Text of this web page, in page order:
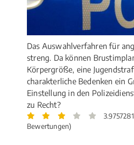
Das Auswahlverfahren für
streng. Da können
Körpergröße, eine
charakterliche Bedenken ein
Einstellung in den
zu Recht?
Bewertungen)